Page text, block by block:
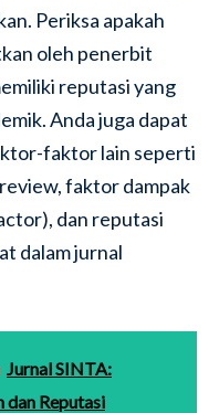
Periksa apakah
oleh penerbit
reputasi yang
Anda juga dapat
faktor lain seperti
faktor dampak
dan reputasi
dalam jurnal
Jurnal SINTA:
Reputasi